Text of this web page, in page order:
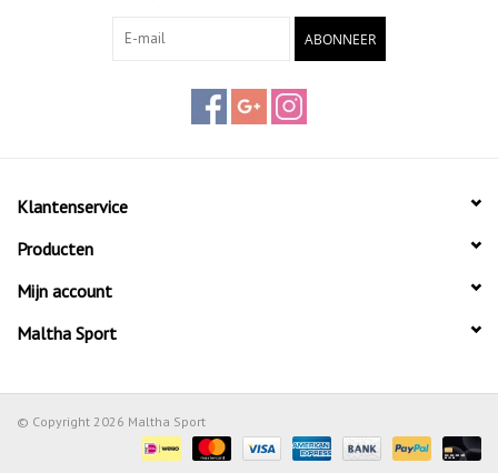
ABONNEER
Klantenservice
Producten
Mijn account
Maltha Sport
© Copyright 2026 Maltha Sport